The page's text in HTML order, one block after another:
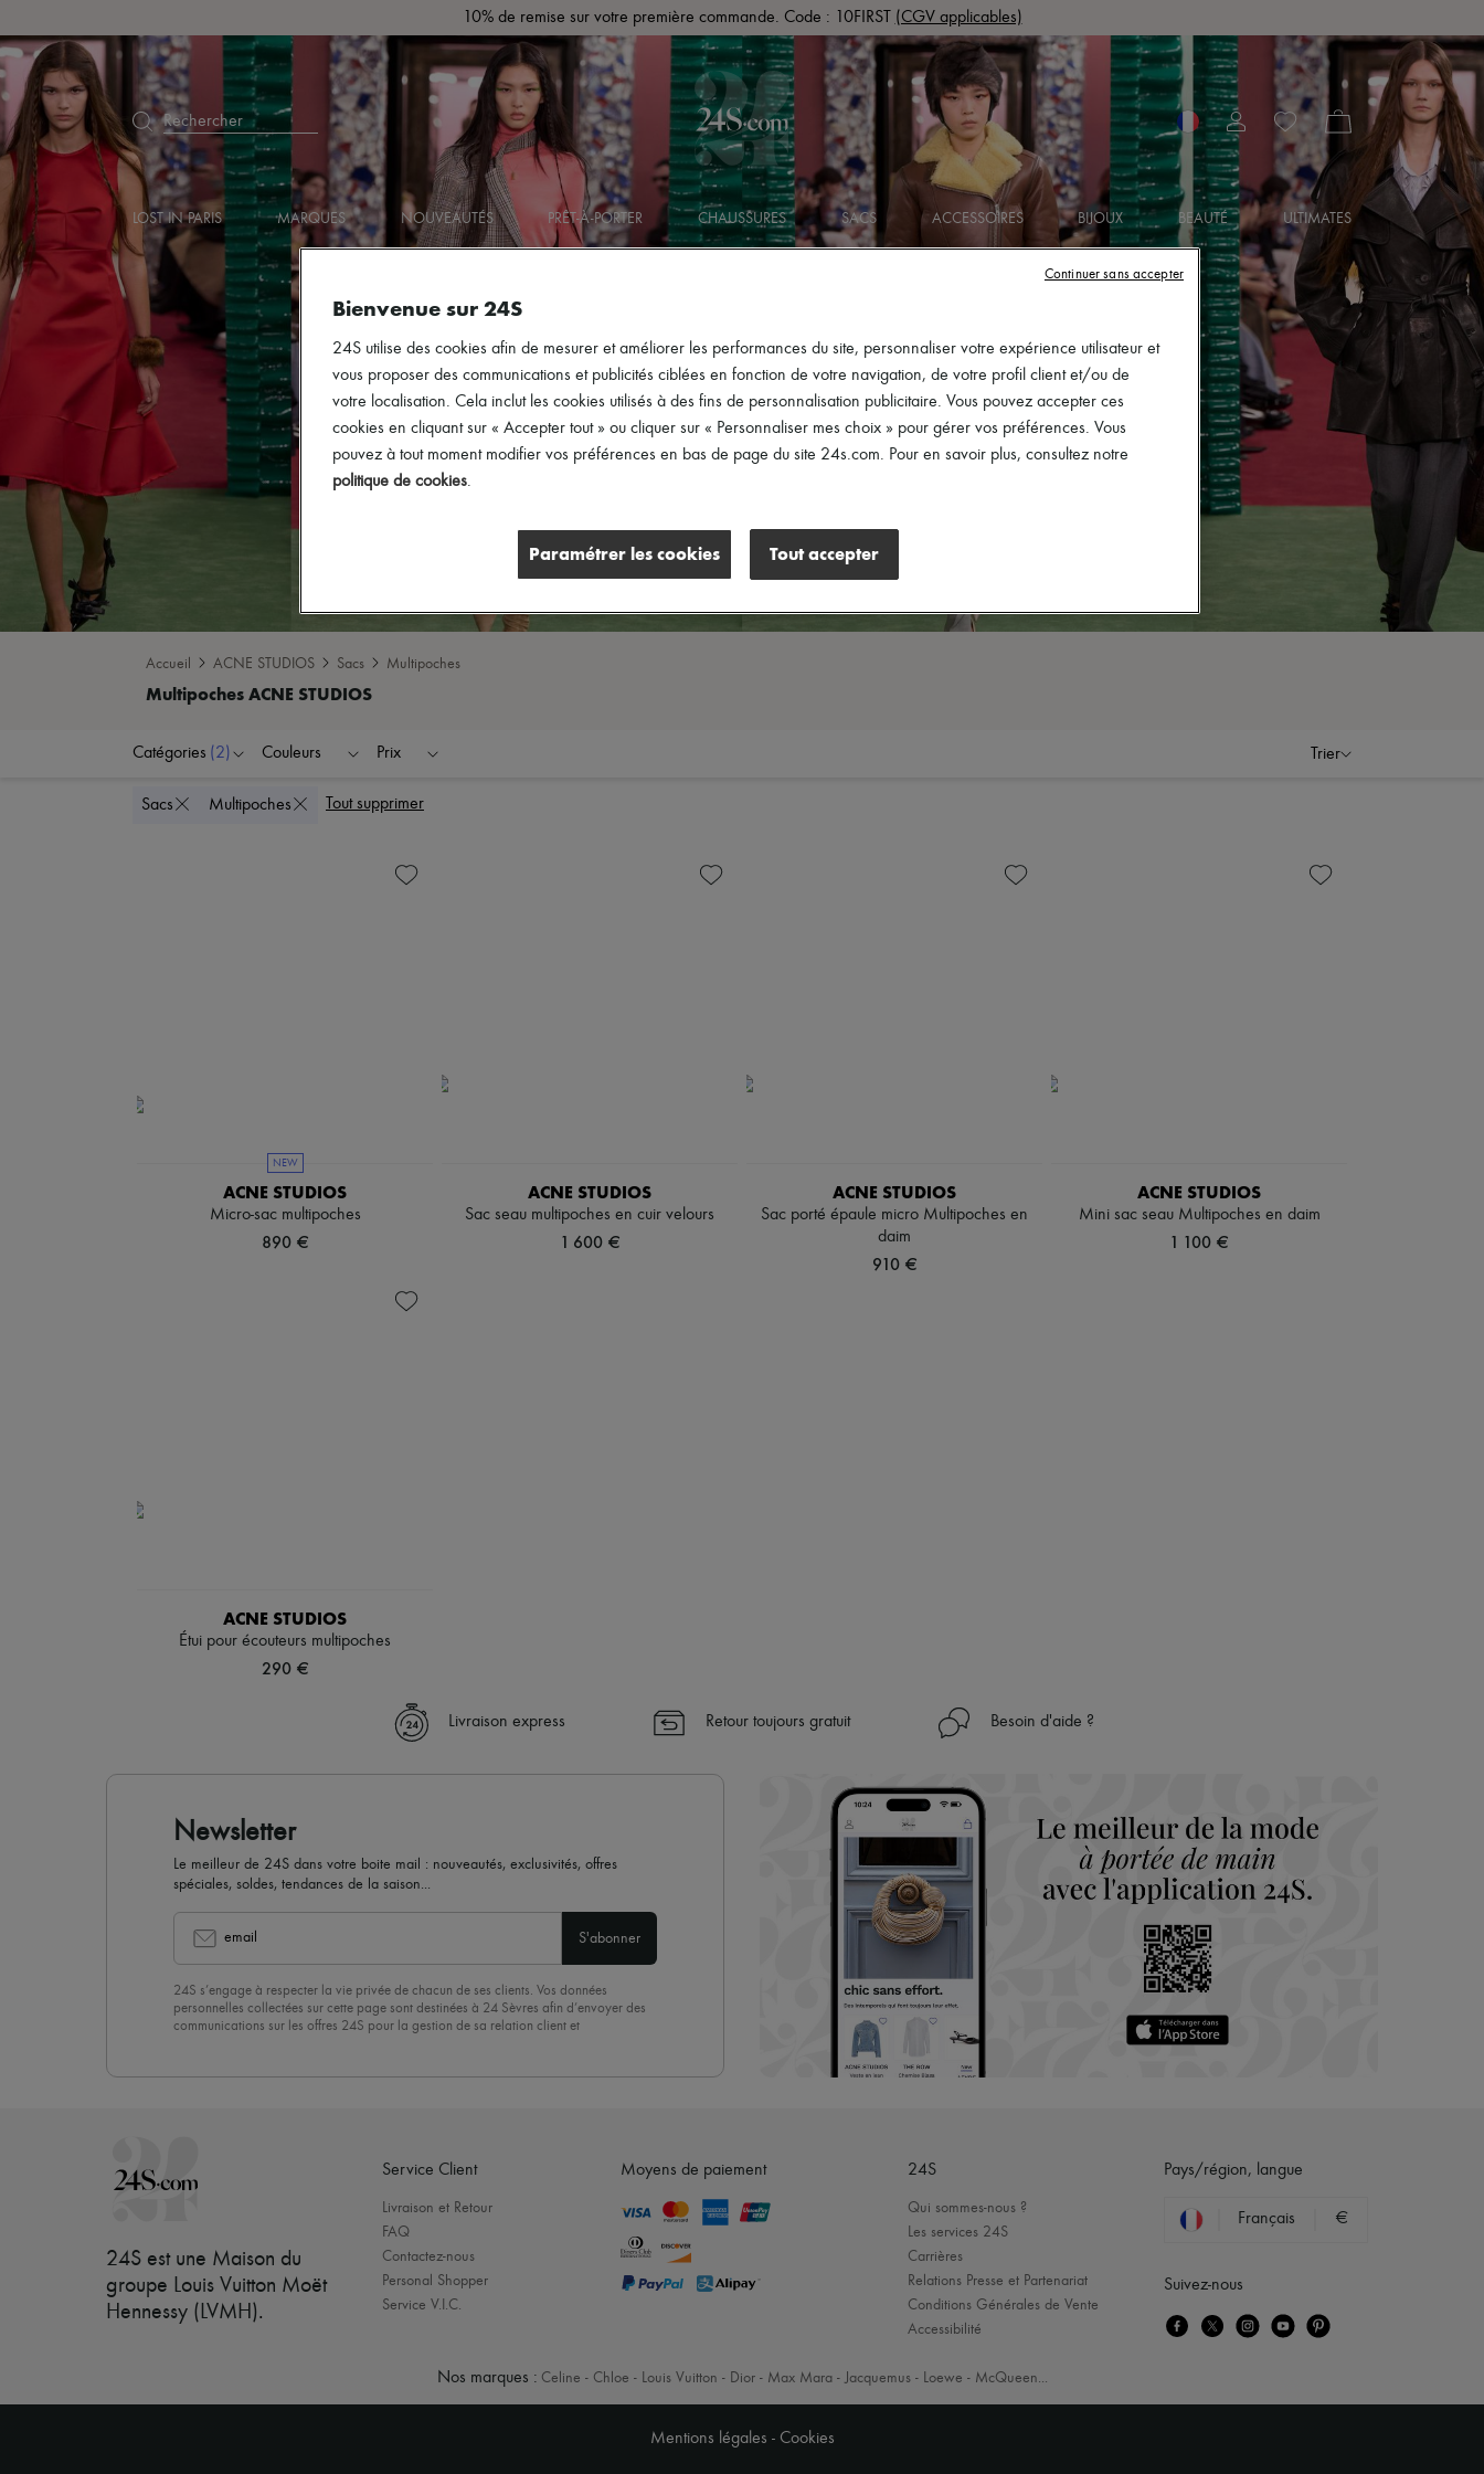
10% de remise sur votre première commande. Code : 10FIRST (CGV applicables)
Rechercher
LOST IN PARIS MARQUES NOUVEAUTÉS PRÊT-À-PORTER CHAUSSURES SACS ACCESSOIRES BIJOUX BEAUTÉ ULTIMATES
Accueil ACNE STUDIOS Sacs Multipoches
Catégories (2) Couleurs Prix Trier
Sacs Multipoches Tout supprimer
NEW
ACNE STUDIOS
Micro-sac multipoches
890 €
ACNE STUDIOS
Sac seau multipoches en cuir velours
1 600 €
ACNE STUDIOS
Sac porté épaule micro Multipoches en
daim
910 €
ACNE STUDIOS
Mini sac seau Multipoches en daim
1 100 €
ACNE STUDIOS
Étui pour écouteurs multipoches
290 €
Livraison express Retour toujours gratuit Besoin d'aide ?
Newsletter
Le meilleur de 24S dans votre boite mail : nouveautés, exclusivités, offres
spéciales, soldes, tendances de la saison...
email S'abonner
24S s’engage à respecter la vie privée de chacun de ses clients. Vos données
personnelles collectées sur cette page sont destinées à 24 Sèvres afin d’envoyer des
communications sur les offres 24S pour la gestion de sa relation client et
désinscrire » en bas de page de nos emails.
24S est une Maison du
groupe Louis Vuitton Moët
Hennessy (LVMH).
Service Client
Livraison et Retour
FAQ
Contactez-nous
Personal Shopper
Service V.I.C.
Moyens de paiement 24S
Qui sommes-nous ?
Les services 24S
Carrières
Relations Presse et Partenariat
Conditions Générales de Vente
Accessibilité
Pays/région, langue
Français €
Suivez-nous
Nos marques : Celine - Chloe - Louis Vuitton - Dior- Max Mara- Jacquemus- Loewe - McQueen...
Mentions légales - Cookies
Bienvenue sur 24S
24S utilise des cookies afin de mesurer et améliorer les performances du site, personnaliser votre expérience utilisateur et
vous proposer des communications et publicités ciblées en fonction de votre navigation, de votre profil client et/ou de
votre localisation. Cela inclut les cookies utilisés à des fins de personnalisation publicitaire. Vous pouvez accepter ces
cookies en cliquant sur « Accepter tout » ou cliquer sur « Personnaliser mes choix » pour gérer vos préférences. Vous
pouvez à tout moment modifier vos préférences en bas de page du site 24s.com. Pour en savoir plus, consultez notre
politique de cookies.
Paramétrer les cookies Tout accepter
Continuer sans accepter